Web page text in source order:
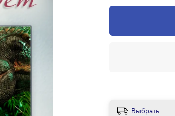
Выбрать